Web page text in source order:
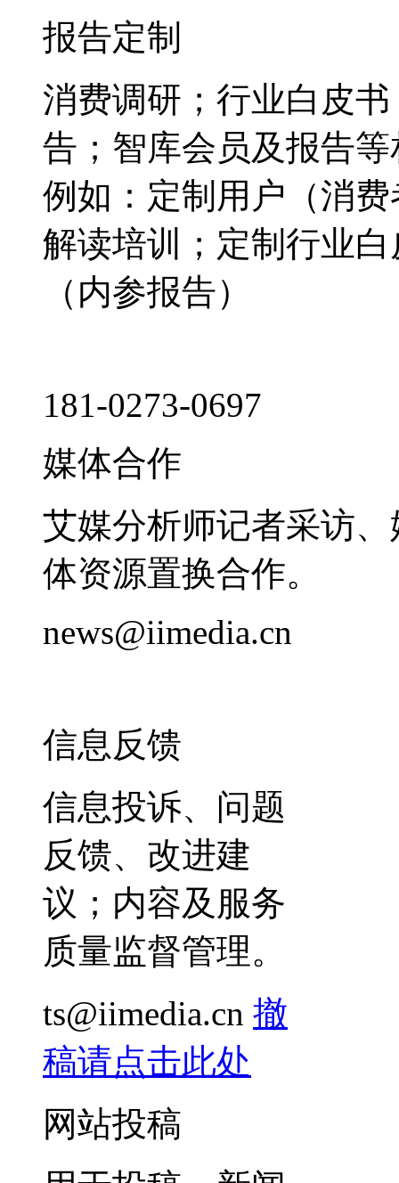
报告定制
消费调研；行业白皮
告；智库会员及报告
例如：定制用户（消
解读培训；定制行业
（内参报告）
181-0273-0697
媒体合作
艾媒分析师记者采访
体资源置换合作。
news@iimedia.cn
信息反馈
信息投诉、问题
反馈、改进建
议；内容及服务
质量监督管理。
ts@iimedia.cn 撤
稿请点击此处
网站投稿